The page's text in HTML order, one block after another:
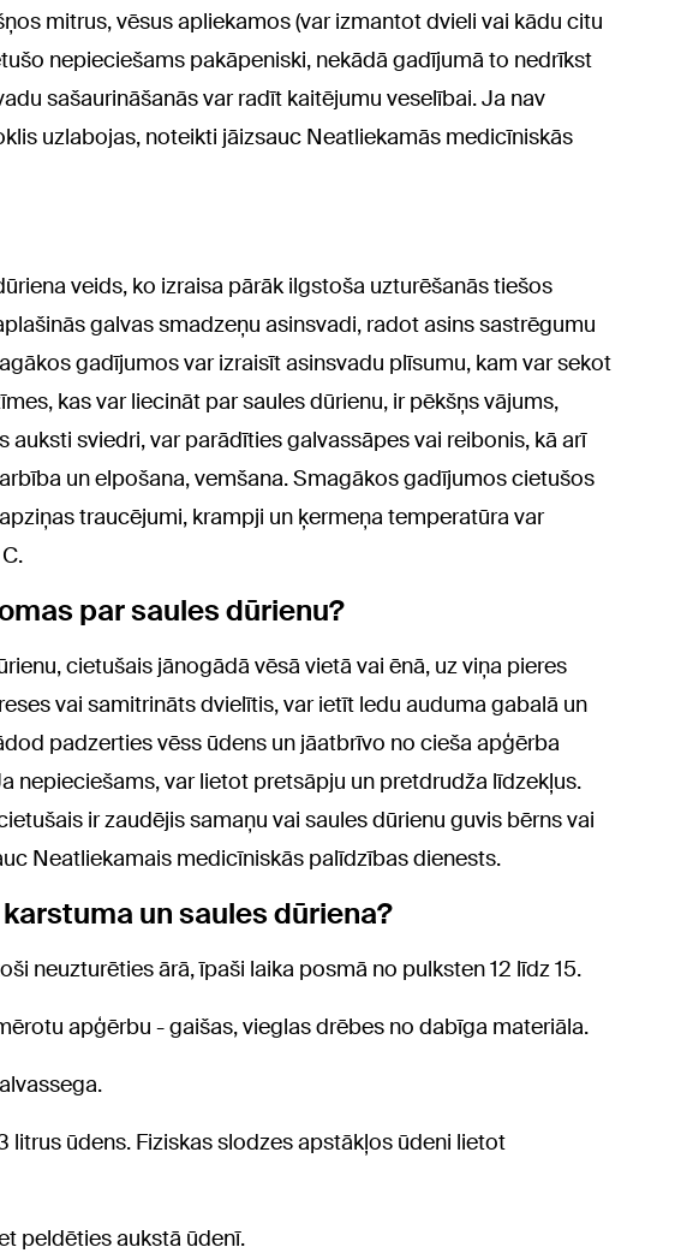
mitrus, vēsus apliekamos (var izmantot dvieli vai kādu citu
nepieciešams pakāpeniski, nekādā gadījumā to nedrīkst
sašaurināšanās var radīt kaitējumu veselībai. Ja nav
uzlabojas, noteikti jāizsauc Neatliekamās medicīniskās
veids, ko izraisa pārāk ilgstoša uzturēšanās tiešos
galvas smadzeņu asinsvadi, radot asins sastrēgumu
gadījumos var izraisīt asinsvadu plīsumu, kam var sekot
kas var liecināt par saules dūrienu, ir pēkšņs vājums,
auksti sviedri, var parādīties galvassāpes vai reibonis, kā arī
un elpošana, vemšana. Smagākos gadījumos cietušos
traucējumi, krampji un ķermeņa temperatūra var
par saules dūrienu?
cietušais jānogādā vēsā vietā vai ēnā, uz viņa pieres
vai samitrināts dvielītis, var ietīt ledu auduma gabalā un
padzerties vēss ūdens un jāatbrīvo no cieša apģērba
nepieciešams, var lietot pretsāpju un pretdrudža līdzekļus.
ir zaudējis samaņu vai saules dūrienu guvis bērns vai
Neatliekamais medicīniskās palīdzības dienests.
un saules dūriena?
neuzturēties ārā, īpaši laika posmā no pulksten 12 līdz 15.
apģērbu - gaišas, vieglas drēbes no dabīga materiāla.
litrus ūdens. Fiziskas slodzes apstākļos ūdeni lietot
peldēties aukstā ūdenī.